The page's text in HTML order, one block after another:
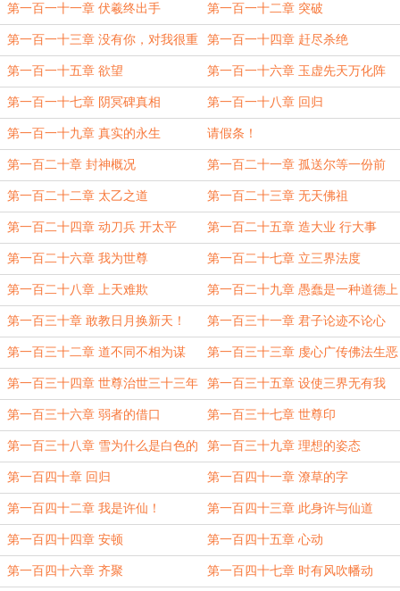
语言
第一百一十一章 伏羲终出手 第一百一十二章 突破
第一百一十三章 没有你，对我很重
要
第一百一十四章 赶尽杀绝
第一百一十五章 欲望 第一百一十六章 玉虚先天万化阵
第一百一十七章 阴冥碑真相 第一百一十八章 回归
第一百一十九章 真实的永生 请假条！
第一百二十章 封神概况 第一百二十一章 孤送尔等一份前
程，还请敬领！
第一百二十二章 太乙之道 第一百二十三章 无天佛祖
第一百二十四章 动刀兵 开太平 第一百二十五章 造大业 行大事
第一百二十六章 我为世尊 第一百二十七章 立三界法度
第一百二十八章 上天难欺 第一百二十九章 愚蠢是一种道德上
缺陷
第一百三十章 敢教日月换新天！ 第一百三十一章 君子论迹不论心
第一百三十二章 道不同不相为谋 第一百三十三章 虔心广传佛法生恶
果
第一百三十四章 世尊治世三十三年 第一百三十五章 设使三界无有我
第一百三十六章 弱者的借口 第一百三十七章 世尊印
第一百三十八章 雪为什么是白色的 第一百三十九章 理想的姿态
第一百四十章 回归 第一百四十一章 潦草的字
第一百四十二章 我是许仙！ 第一百四十三章 此身许与仙道
第一百四十四章 安顿 第一百四十五章 心动
第一百四十六章 齐聚 第一百四十七章 时有风吹幡动